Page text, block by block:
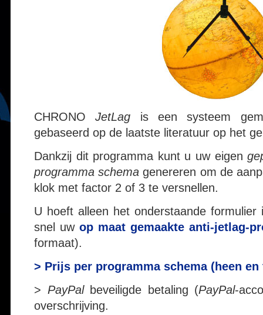
CHRONOJetLag is een systeem
gebaseerd op de laatste literatuur op het
Dankzij dit programma kunt u uw eigen
programma schema genereren om de
klok met factor 2 of 3 te versnellen.
U hoeft alleen het onderstaande
snel uw op maat gemaakte anti-jetlag-
formaat).
> Prijs per programma schema (heen
> PayPalbeveiligde betaling (PayPal-
overschrijving.